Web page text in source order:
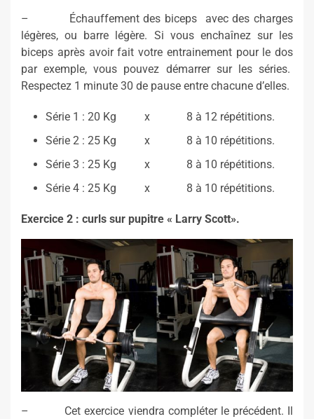
– Échauffement des biceps avec des charges
légères, ou barre légère. Si vous enchaînez sur les
biceps après avoir fait votre entrainement pour le dos
par exemple, vous pouvez démarrer sur les séries.
Respectez 1 minute 30 de pause entre chacune d’elles.
Série 1 : 20 Kg x 8 à 12 répétitions.
Série 2 : 25 Kg x 8 à 10 répétitions.
Série 3 : 25 Kg x 8 à 10 répétitions.
Série 4 : 25 Kg x 8 à 10 répétitions.
Exercice 2 : curls sur pupitre « Larry Scott».
– Cet exercice viendra compléter le précédent. Il